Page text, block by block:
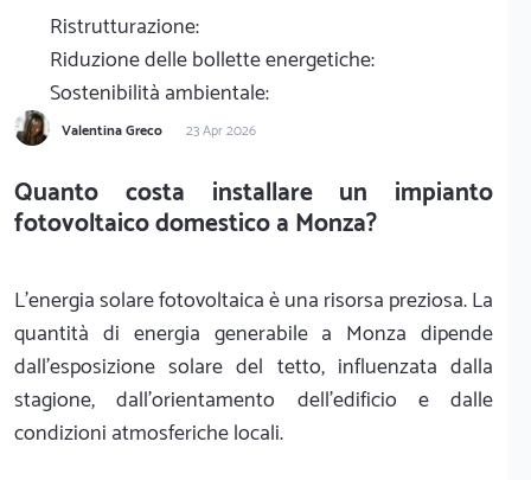
Ristrutturazione:
Riduzione delle bollette energetiche:
Sostenibilità ambientale:
Valentina Greco 23 Apr 2026
Quanto costa installare un impianto
fotovoltaico domestico a Monza?
L'energia solare fotovoltaica è una risorsa preziosa. La
quantità di energia generabile a Monza dipende
dall'esposizione solare del tetto, influenzata dalla
stagione, dall'orientamento dell'edificio e dalle
condizioni atmosferiche locali.